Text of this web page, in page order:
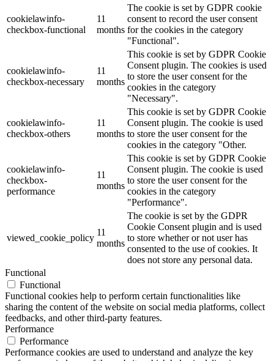
cookielawinfo-
checkbox-functional
11
months
The cookie is set by GDPR cookie
consent to record the user consent
for the cookies in the category
"Functional".
cookielawinfo-
checkbox-necessary
11
months
This cookie is set by GDPR Cookie
Consent plugin. The cookies is used
to store the user consent for the
cookies in the category
"Necessary".
cookielawinfo-
checkbox-others
11
months
This cookie is set by GDPR Cookie
Consent plugin. The cookie is used
to store the user consent for the
cookies in the category "Other.
cookielawinfo-
checkbox-
performance
11
months
This cookie is set by GDPR Cookie
Consent plugin. The cookie is used
to store the user consent for the
cookies in the category
"Performance".
viewed_cookie_policy
11
months
The cookie is set by the GDPR
Cookie Consent plugin and is used
to store whether or not user has
consented to the use of cookies. It
does not store any personal data.
Functional
Functional
Functional cookies help to perform certain functionalities like
sharing the content of the website on social media platforms, collect
feedbacks, and other third-party features.
Performance
Performance
Performance cookies are used to understand and analyze the key